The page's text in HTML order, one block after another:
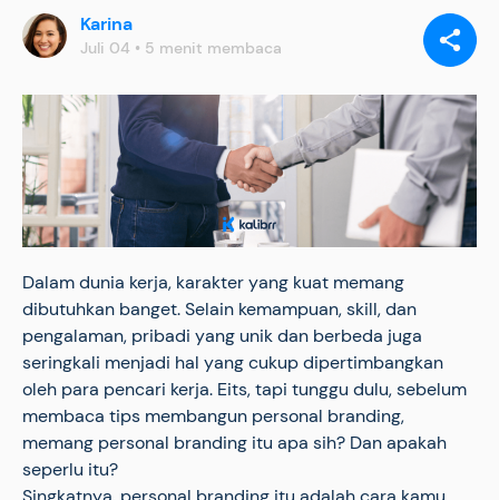
Karina
Juli 04 • 5 menit membaca
BAGIKAN
VIA:
Dalam dunia kerja, karakter yang kuat memang
dibutuhkan banget. Selain kemampuan, skill, dan
pengalaman, pribadi yang unik dan berbeda juga
seringkali menjadi hal yang cukup dipertimbangkan
oleh para pencari kerja. Eits, tapi tunggu dulu, sebelum
membaca tips membangun personal branding,
memang personal branding itu apa sih? Dan apakah
seperlu itu?